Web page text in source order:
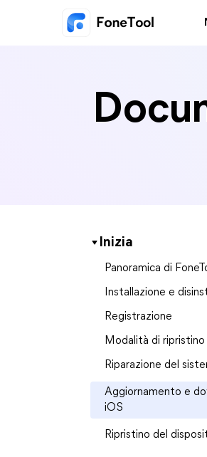
Inizia
Panoramica di
Installazione e
Registrazione
Modalità di ripristino
Riparazione del
Aggiornamento e
iOS
Ripristino del